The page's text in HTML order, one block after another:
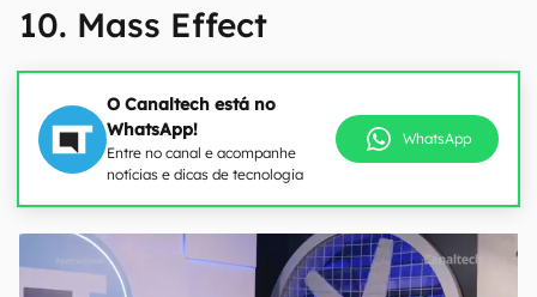
10. Mass Effect
O Canaltech está no
WhatsApp!
Entre no canal e acompanhe
notícias e dicas de tecnologia
WhatsApp